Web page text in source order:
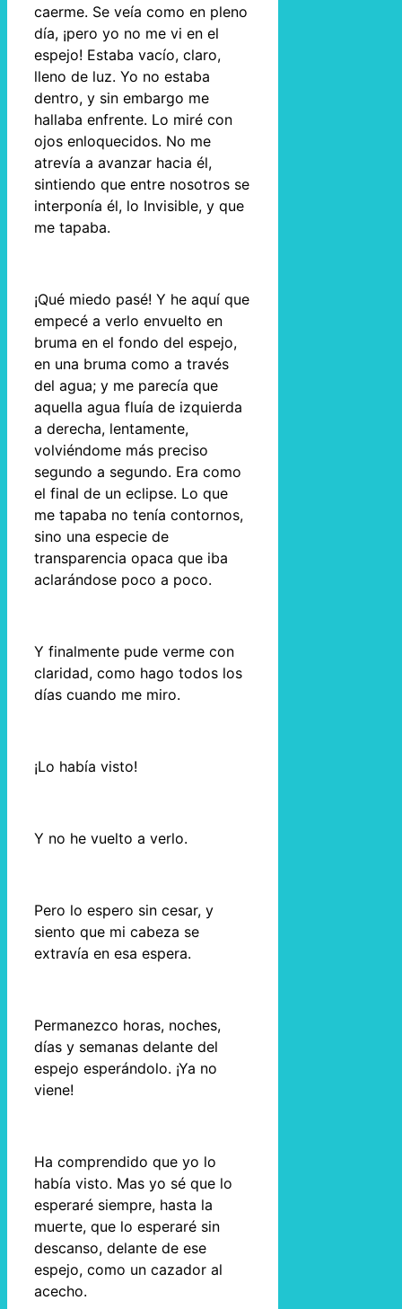
caerme. Se veía como en pleno
día, ¡pero yo no me vi en el
espejo! Estaba vacío, claro,
lleno de luz. Yo no estaba
dentro, y sin embargo me
hallaba enfrente. Lo miré con
ojos enloquecidos. No me
atrevía a avanzar hacia él,
sintiendo que entre nosotros se
interponía él, lo Invisible, y que
me tapaba.
¡Qué miedo pasé! Y he aquí que
empecé a verlo envuelto en
bruma en el fondo del espejo,
en una bruma como a través
del agua; y me parecía que
aquella agua fluía de izquierda
a derecha, lentamente,
volviéndome más preciso
segundo a segundo. Era como
el final de un eclipse. Lo que
me tapaba no tenía contornos,
sino una especie de
transparencia opaca que iba
aclarándose poco a poco.
Y finalmente pude verme con
claridad, como hago todos los
días cuando me miro.
¡Lo había visto!
Y no he vuelto a verlo.
Pero lo espero sin cesar, y
siento que mi cabeza se
extravía en esa espera.
Permanezco horas, noches,
días y semanas delante del
espejo esperándolo. ¡Ya no
viene!
Ha comprendido que yo lo
había visto. Mas yo sé que lo
esperaré siempre, hasta la
muerte, que lo esperaré sin
descanso, delante de ese
espejo, como un cazador al
acecho.